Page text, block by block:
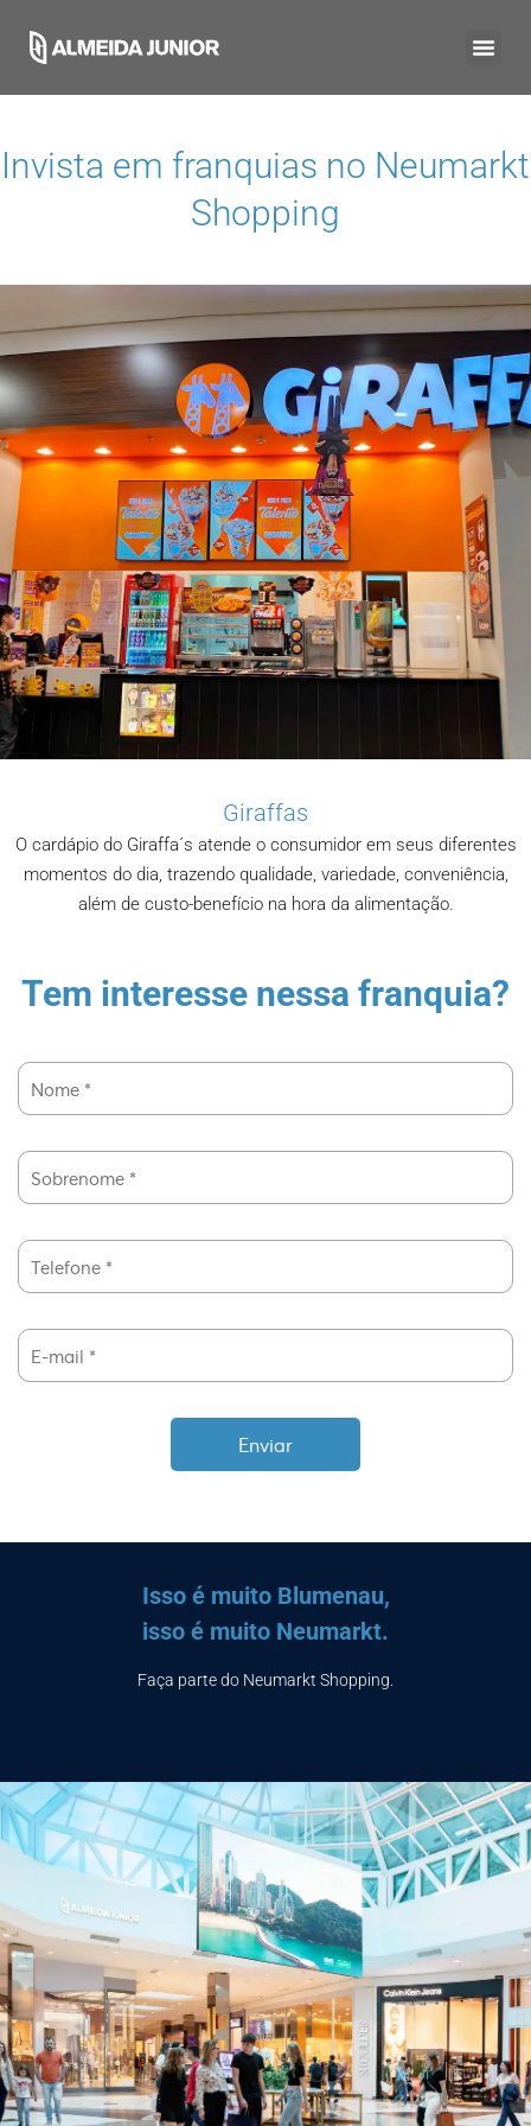
Invista em franquias no Neumarkt
Shopping
Giraffas
O cardápio do Giraffa´s atende o consumidor em seus diferentes
momentos do dia, trazendo qualidade, variedade, conveniência,
além de custo-benefício na hora da alimentação.
Tem interesse nessa franquia?
Isso é muito Blumenau,
isso é muito Neumarkt.
Faça parte do Neumarkt Shopping.